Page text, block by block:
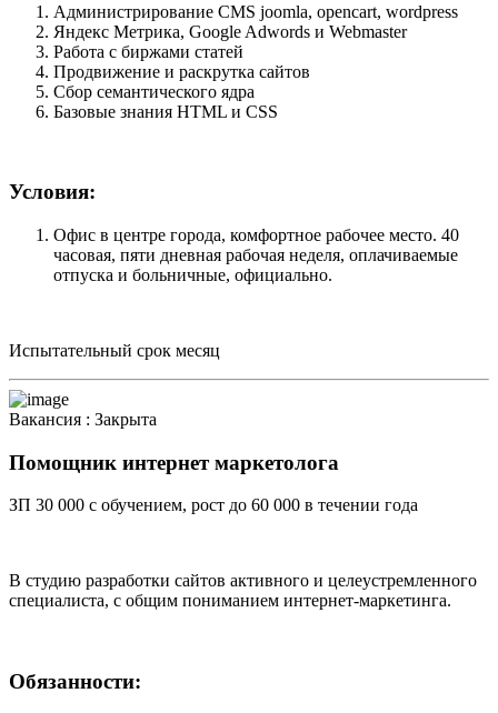
Администрирование CMS joomla, opencart, wordpress
Яндекс Метрика, Google Adwords и Webmaster
Работа с биржами статей
Продвижение и раскрутка сайтов
Сбор семантического ядра
Базовые знания HTML и CSS
Условия:
Офис в центре города, комфортное рабочее место. 40
часовая, пяти дневная рабочая неделя, оплачиваемые
отпуска и больничные, официально.
Испытательный срок месяц
Вакансия : Закрыта
Помощник интернет маркетолога
ЗП 30 000 с обучением, рост до 60 000 в течении года
В студию разработки сайтов активного и целеустремленного
специалиста, с общим пониманием интернет-маркетинга.
Обязанности: